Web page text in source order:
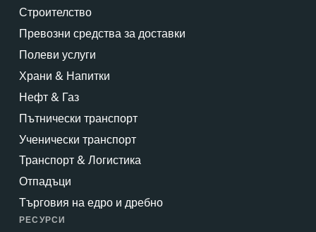
Строителство
Превозни средства за доставки
Полеви услуги
Храни & Напитки
Нефт & Газ
Пътнически транспорт
Ученически транспорт
Транспорт & Логистика
Отпадъци
Търговия на едро и дребно
РЕСУРСИ